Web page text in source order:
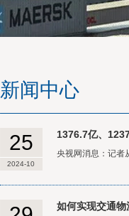
新闻中心
25
2024-10
1376.7亿、
央视网消息：记者
如何实现交通